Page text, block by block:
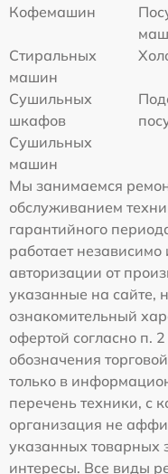
Кофемашин
Стиральных
машин
Сушильных
шкафов
Сушильных
машин
Мы занимаемся
обслуживанием
гарантийного
работает
авторизации от
указанные на сайте,
ознакомительный
офертой согласно п.
обозначения
только в
перечень техники, с
организация не
указанных товарных
интересы. Все виды